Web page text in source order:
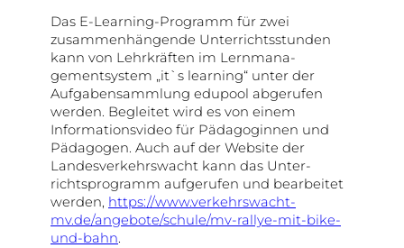
Das E-Learning-Programm für zwei
zusammenhängende Unterrichtsstunden
kann von Lehrkräften im Lernmana­
gementsystem „it`s learning“ unter der
Aufgabensammlung edupool abgerufen
werden. Begleitet wird es von einem
Informationsvideo für Pädagoginnen und
Pädagogen. Auch auf der Website der
Landesverkehrswacht kann das Unter­
richtsprogramm aufgerufen und bearbeitet
werden, https://www.verkehrswacht-
mv.de/angebote/schule/mv-rallye-mit-bike-
und-bahn.